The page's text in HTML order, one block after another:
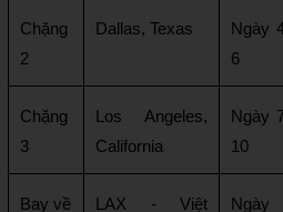
Chặng
2
Dallas, Texas
Ngày
6
Chặng
3
Los Angeles,
California
Ngày
10
Bay về
LAX - Việt
Ngày